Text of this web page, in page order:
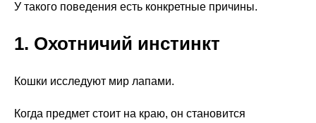
У такого поведения есть конкретные причины.
1. Охотничий инстинкт
Кошки исследуют мир лапами.
Когда предмет стоит на краю, он становится